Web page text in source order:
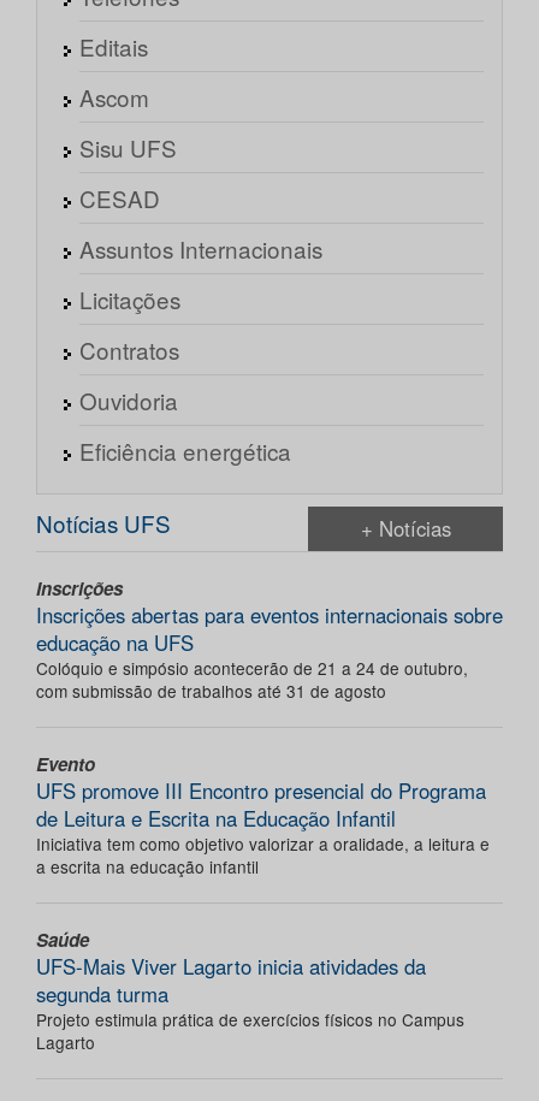
Editais
Ascom
Sisu UFS
CESAD
Assuntos Internacionais
Licitações
Contratos
Ouvidoria
Eficiência energética
Notícias UFS + Notícias
Inscrições
Inscrições abertas para eventos internacionais sobre
educação na UFS
Colóquio e simpósio acontecerão de 21 a 24 de outubro,
com submissão de trabalhos até 31 de agosto
Evento
UFS promove III Encontro presencial do Programa
de Leitura e Escrita na Educação Infantil
Iniciativa tem como objetivo valorizar a oralidade, a leitura e
a escrita na educação infantil
Saúde
UFS-Mais Viver Lagarto inicia atividades da
segunda turma
Projeto estimula prática de exercícios físicos no Campus
Lagarto